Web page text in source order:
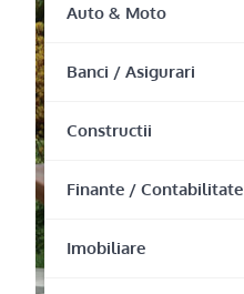
Auto & Moto
Banci / Asigurari
Constructii
Finante / Contabilitate
Imobiliare